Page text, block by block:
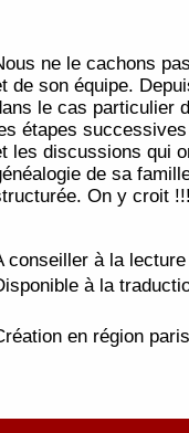
ne le cachons
de son équipe.
le cas particulier
étapes
les discussions qui
de sa
On y croit
conseiller à la
à la
en région